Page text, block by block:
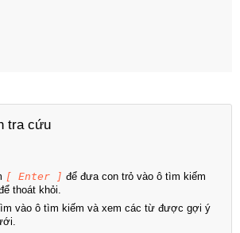
tra cứu
[ Enter ] để đưa con trỏ vào ô tìm kiếm
thoát khỏi.
vào ô tìm kiếm và xem các từ được gợi ý